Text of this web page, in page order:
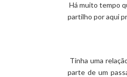
Há muito tempo
partilho por aqui
Tinha uma
parte de um